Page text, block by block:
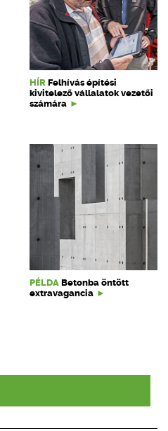
HÍR Felhívás építési
kivitelező vállalatok vezetői
számára
PÉLDA Betonba öntött
extravagancia